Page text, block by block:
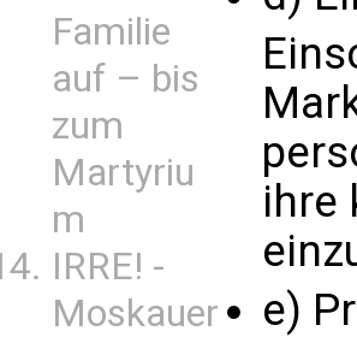
Familie
auf – bis
zum
Martyriu
m
IRRE! -
Moskauer
ihre
e)